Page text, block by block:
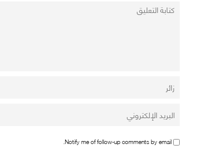
Notify me of follow-up comments by email.